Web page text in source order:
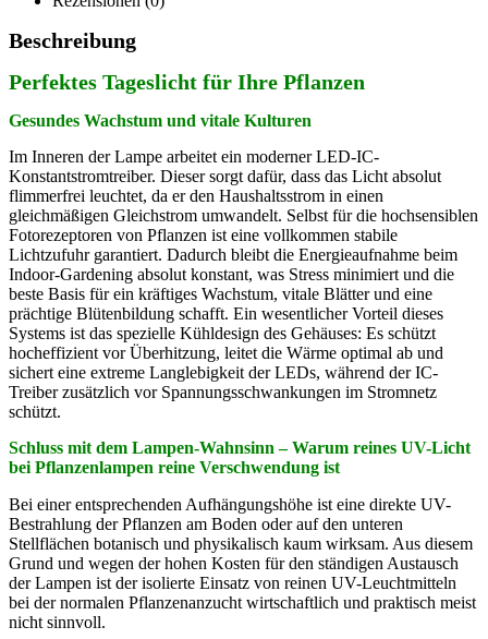
Beschreibung
Perfektes Tageslicht für Ihre Pflanzen
Gesundes Wachstum und vitale Kulturen
Im Inneren der Lampe arbeitet ein moderner LED-IC-
Konstantstromtreiber. Dieser sorgt dafür, dass das Licht absolut
flimmerfrei leuchtet, da er den Haushaltsstrom in einen
gleichmäßigen Gleichstrom umwandelt. Selbst für die hochsensiblen
Fotorezeptoren von Pflanzen ist eine vollkommen stabile
Lichtzufuhr garantiert. Dadurch bleibt die Energieaufnahme beim
Indoor-Gardening absolut konstant, was Stress minimiert und die
beste Basis für ein kräftiges Wachstum, vitale Blätter und eine
prächtige Blütenbildung schafft. Ein wesentlicher Vorteil dieses
Systems ist das spezielle Kühldesign des Gehäuses: Es schützt
hocheffizient vor Überhitzung, leitet die Wärme optimal ab und
sichert eine extreme Langlebigkeit der LEDs, während der IC-
Treiber zusätzlich vor Spannungsschwankungen im Stromnetz
schützt.
Schluss mit dem Lampen-Wahnsinn – Warum reines UV-Licht
bei Pflanzenlampen reine Verschwendung ist
Bei einer entsprechenden Aufhängungshöhe ist eine direkte UV-
Bestrahlung der Pflanzen am Boden oder auf den unteren
Stellflächen botanisch und physikalisch kaum wirksam. Aus diesem
Grund und wegen der hohen Kosten für den ständigen Austausch
der Lampen ist der isolierte Einsatz von reinen UV-Leuchtmitteln
bei der normalen Pflanzenanzucht wirtschaftlich und praktisch meist
nicht sinnvoll.